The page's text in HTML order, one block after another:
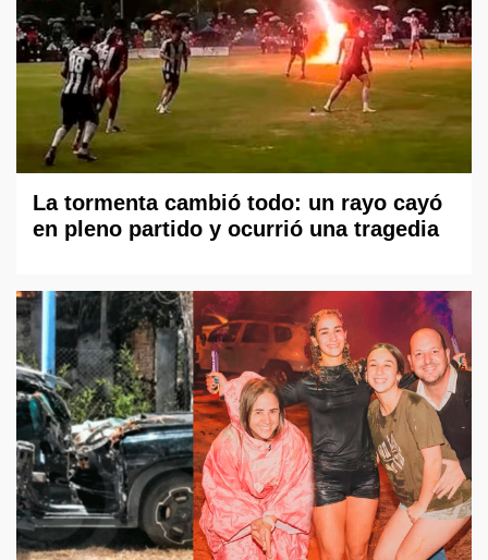
La tormenta cambió todo: un rayo cayó
en pleno partido y ocurrió una tragedia